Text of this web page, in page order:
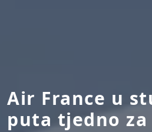
Air France u
puta tjedno za